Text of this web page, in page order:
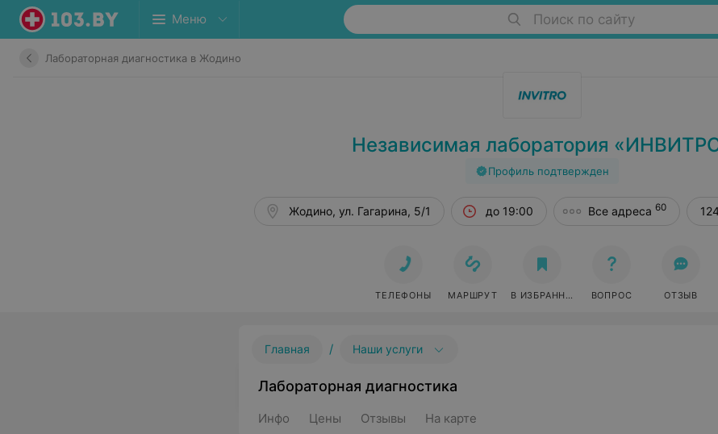
Меню Поиск по сайту
Лабораторная диагностика в Жодино
Независимая лаборатория
Профиль подтвержден
Жодино, ул. Гагарина, 5/1 до 19:00 Все адреса 60
ТЕЛЕФОНЫ МАРШРУТ В ИЗБРАННОЕ ВОПРОС ОТЗЫВ
Главная / Наши услуги
Лабораторная диагностика
Инфо Цены Отзывы На карте